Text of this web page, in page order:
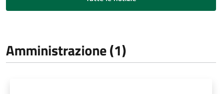
Amministrazione (1)